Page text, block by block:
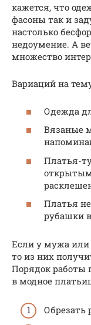
кажется, что
фасоны так и
настолько
недоумение. А
множество
Вариаций на
Одежда
Вязаные
Платья-
Платья
рубашки
Если у мужа или
то из них
Порядок
в модное
Обрезать